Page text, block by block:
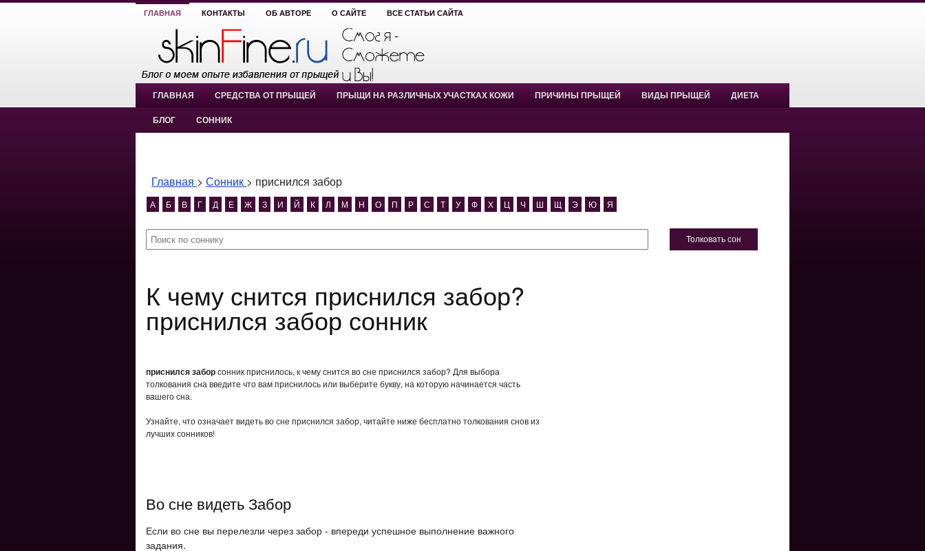
ГЛАВНАЯ КОНТАКТЫ ОБ АВТОРЕ О САЙТЕ ВСЕ СТАТЬИ САЙТА
ГЛАВНАЯ СРЕДСТВА ОТ ПРЫЩЕЙ ПРЫЩИ НА РАЗЛИЧНЫХ УЧАСТКАХ КОЖИ ПРИЧИНЫ ПРЫЩЕЙ ВИДЫ ПРЫЩЕЙ ДИЕТА
БЛОГ СОННИК
Главная > Сонник > приснился забор
А Б В Г Д Е Ж З И Й К Л М Н О П Р С Т У Ф Х Ц Ч Ш Щ Э Ю Я
Толковать сон
К чему снится приснился забор?
приснился забор сонник
приснился заборсонник приснилось, к чему снится во сне приснился забор? Для выбора
толкования сна введите что вам приснилось или выберите букву, на которую начинается часть
вашего сна.
Узнайте, что означает видеть во сне приснился забор, читайте ниже бесплатно толкования снов из
лучших сонников!
Во сне видеть Забор
Если во сне вы перелезли через забор - впереди успешное выполнение важного
задания.